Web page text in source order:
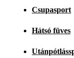
Csupasport
Hátsó füves